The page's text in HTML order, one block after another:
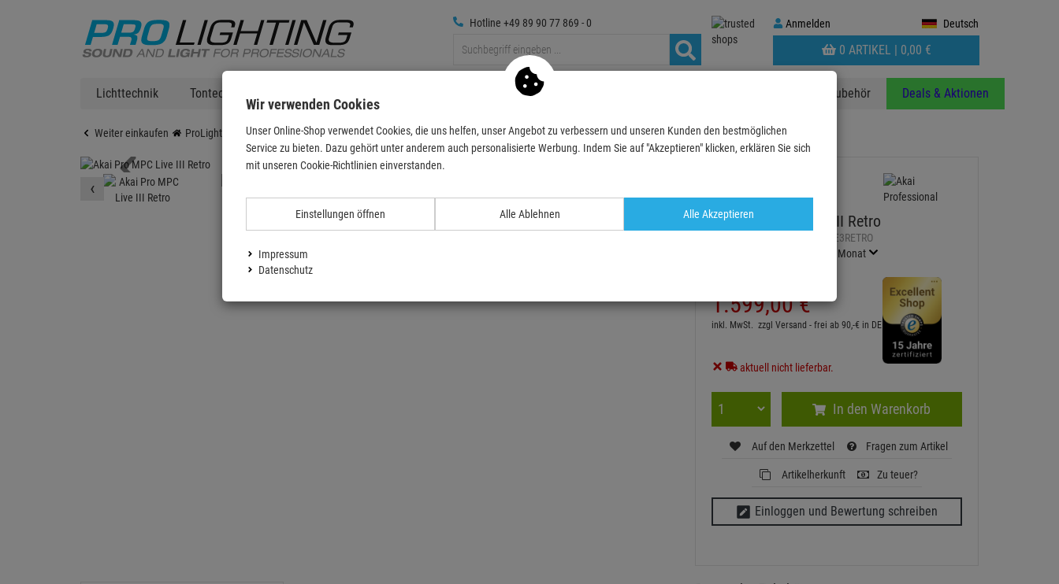
Anmelden
Anmelden Deutsch
WARENKORB
AUFKLAPPEN
0 ARTIKEL | 0,00 €
Hotline +49 89 90 77 869 - 0
Lichttechnik Tontechnik Medientechnik Zubehör Deals & Aktionen
Weiter einkaufen ProLighting Tontechnik Studio & Recording DAW- / MIDI- Controller Akai Pro MPC Live III Retro
‹
Akai Pro MPC Live III Retro
AKMPCLIVE3RETRO
/ Monat
1.599,00 €
inkl. MwSt. zzgl Versand - frei ab 90,-€ in DE
aktuell nicht lieferbar.
In den Warenkorb
Auf den Merkzettel Fragen zum Artikel
Artikelherkunft Zu teuer?
Einloggen und Bewertung schreiben
Wir verwenden Cookies
Unser Online-Shop verwendet Cookies, die uns helfen, unser Angebot zu verbessern und unseren Kunden den bestmöglichen
Service zu bieten. Dazu gehört unter anderem auch personalisierte Werbung. Indem Sie auf "Akzeptieren" klicken, erklären Sie sich
mit unseren Cookie-Richtlinien einverstanden.
Einstellungen öffnen Alle Ablehnen Alle Akzeptieren
Impressum
Datenschutz